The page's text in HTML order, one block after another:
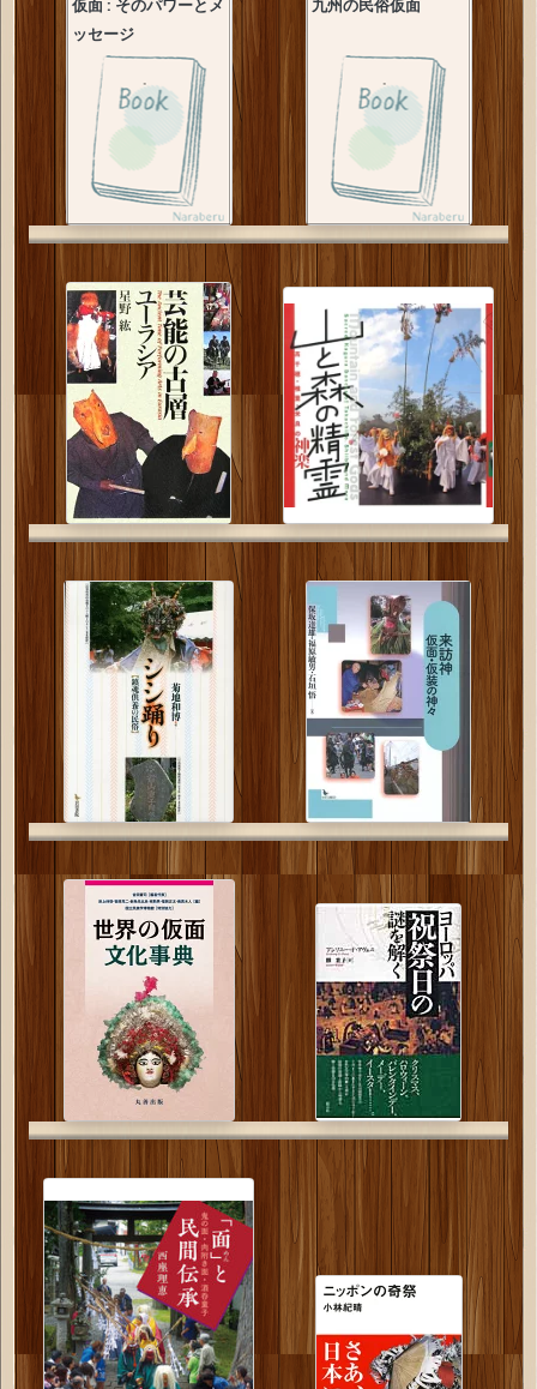
仮面 : そのパワーとメ
ッセージ
九州の民俗仮面